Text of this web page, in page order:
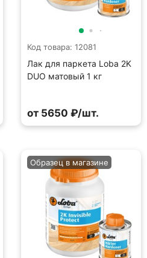
Код товара: 12081
Лак для паркета Loba 2K
DUO матовый 1 кг
от 5650 ₽/шт.
Образец в магазине